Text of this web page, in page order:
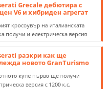
Grecale дебютира с
V6 и хибриден агрегат
кросоувър на италианската
получи и електрическа версия
разкри как ще
новото GranTurismo
купе първо ще получи
версия с 1200 к.с.